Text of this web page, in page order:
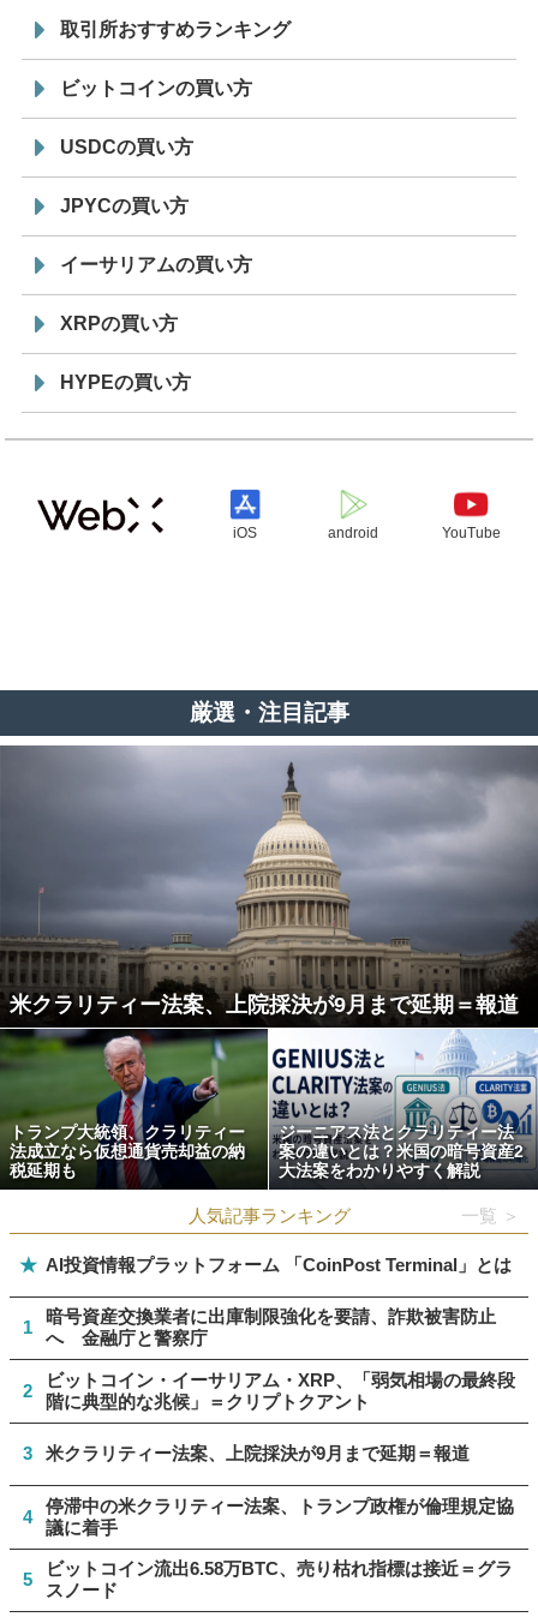
取引所おすすめランキング
ビットコインの買い方
USDCの買い方
JPYCの買い方
イーサリアムの買い方
XRPの買い方
HYPEの買い方
iOS android YouTube
厳選・注目記事
米クラリティー法案、上院採決が9月まで延期＝報道
トランプ大統領、クラリティー
法成立なら仮想通貨売却益の納
税延期も
ジーニアス法とクラリティー法
案の違いとは？米国の暗号資産2
大法案をわかりやすく解説
人気記事ランキング 一覧 ＞
★ AI投資情報プラットフォーム 「CoinPost Terminal」とは
1
暗号資産交換業者に出庫制限強化を要請、詐欺被害防止
へ 金融庁と警察庁
2
ビットコイン・イーサリアム・XRP、「弱気相場の最終段
階に典型的な兆候」＝クリプトクアント
3 米クラリティー法案、上院採決が9月まで延期＝報道
4
停滞中の米クラリティー法案、トランプ政権が倫理規定協
議に着手
5
ビットコイン流出6.58万BTC、売り枯れ指標は接近＝グラ
スノード